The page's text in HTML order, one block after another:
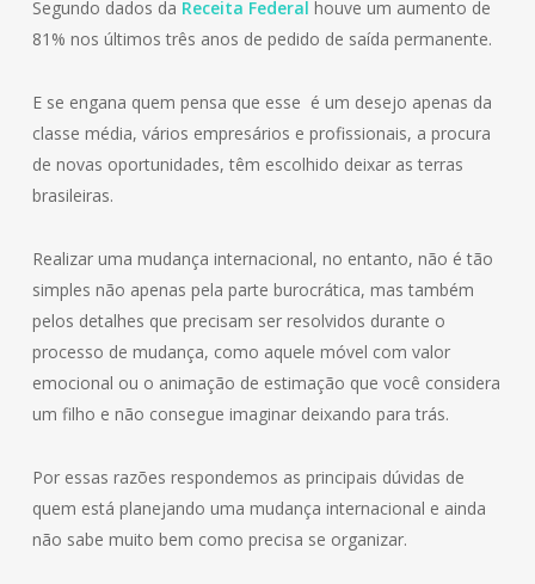
Segundo dados da Receita Federal houve um aumento de
81% nos últimos três anos de pedido de saída permanente.
E se engana quem pensa que esse é um desejo apenas da
classe média, vários empresários e profissionais, a procura
de novas oportunidades, têm escolhido deixar as terras
brasileiras.
Realizar uma mudança internacional, no entanto, não é tão
simples não apenas pela parte burocrática, mas também
pelos detalhes que precisam ser resolvidos durante o
processo de mudança, como aquele móvel com valor
emocional ou o animação de estimação que você considera
um filho e não consegue imaginar deixando para trás.
Por essas razões respondemos as principais dúvidas de
quem está planejando uma mudança internacional e ainda
não sabe muito bem como precisa se organizar.